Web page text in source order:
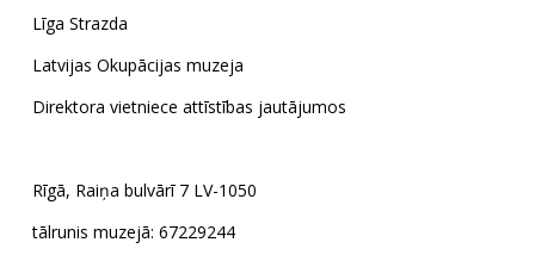
Līga Strazda
Latvijas Okupācijas muzeja
Direktora vietniece attīstības jautājumos
Rīgā, Raiņa bulvārī 7 LV-1050
tālrunis muzejā: 67229244